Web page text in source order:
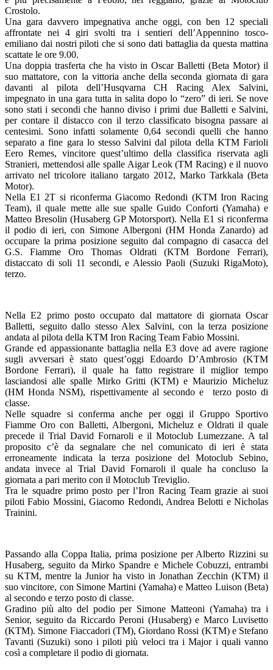
Crostolo.
Una gara davvero impegnativa anche oggi, con ben 12 speciali
affrontate nei 4 giri svolti tra i sentieri dell’Appennino tosco-
emiliano dai nostri piloti che si sono dati battaglia da questa mattina
scattate le ore 9.00.
Una doppia trasferta che ha visto in Oscar Balletti (Beta Motor) il
suo mattatore, con la vittoria anche della seconda giornata di gara
davanti al pilota dell’Husqvarna CH Racing Alex Salvini,
impegnato in una gara tutta in salita dopo lo “zero” di ieri. Se nove
sono stati i secondi che hanno diviso i primi due Balletti e Salvini,
per contare il distacco con il terzo classificato bisogna passare ai
centesimi. Sono infatti solamente 0,64 secondi quelli che hanno
separato a fine gara lo stesso Salvini dal pilota della KTM Farioli
Eero Remes, vincitore quest’ultimo della classifica riservata agli
Stranieri, mettendosi alle spalle Aigar Leok (TM Racing) e il nuovo
arrivato nel tricolore italiano targato 2012, Marko Tarkkala (Beta
Motor).
Nella E1 2T si riconferma Giacomo Redondi (KTM Iron Racing
Team), il quale mette alle sue spalle Guido Conforti (Yamaha) e
Matteo Bresolin (Husaberg GP Motorsport). Nella E1 si riconferma
il podio di ieri, con Simone Albergoni (HM Honda Zanardo) ad
occupare la prima posizione seguito dal compagno di casacca del
G.S. Fiamme Oro Thomas Oldrati (KTM Bordone Ferrari),
distaccato di soli 11 secondi, e Alessio Paoli (Suzuki RigaMoto),
terzo.
Nella E2 primo posto occupato dal mattatore di giornata Oscar
Balletti, seguito dallo stesso Alex Salvini, con la terza posizione
andata al pilota della KTM Iron Racing Team Fabio Mossini.
Grande ed appassionante battaglia nella E3 dove ad avere ragione
sugli avversari è stato quest’oggi Edoardo D’Ambrosio (KTM
Bordone Ferrari), il quale ha fatto registrare il miglior tempo
lasciandosi alle spalle Mirko Gritti (KTM) e Maurizio Micheluz
(HM Honda NSM), rispettivamente al secondo e terzo posto di
classe.
Nelle squadre si conferma anche per oggi il Gruppo Sportivo
Fiamme Oro con Balletti, Albergoni, Micheluz e Oldrati il quale
precede il Trial David Fornaroli e il Motoclub Lumezzane. A tal
proposito c’è da segnalare che nel comunicato di ieri è stata
erroneamente indicata la terza posizione del Motoclub Sebino,
andata invece al Trial David Fornaroli il quale ha concluso la
giornata a pari merito con il Motoclub Treviglio.
Tra le squadre primo posto per l’Iron Racing Team grazie ai suoi
piloti Fabio Mossini, Giacomo Redondi, Andrea Belotti e Nicholas
Trainini.
Passando alla Coppa Italia, prima posizione per Alberto Rizzini su
Husaberg, seguito da Mirko Spandre e Michele Cobuzzi, entrambi
su KTM, mentre la Junior ha visto in Jonathan Zecchin (KTM) il
suo vincitore, con Simone Martini (Yamaha) e Matteo Luison (Beta)
al secondo e terzo posto di classe.
Gradino più alto del podio per Simone Matteoni (Yamaha) tra i
Senior, seguito da Riccardo Peroni (Husaberg) e Marco Luvisetto
(KTM). Simone Fiaccadori (TM), Giordano Rossi (KTM) e Stefano
Tavanti (Suzuki) sono i piloti più veloci tra i Major i quali vanno
così a completare il podio di giornata.